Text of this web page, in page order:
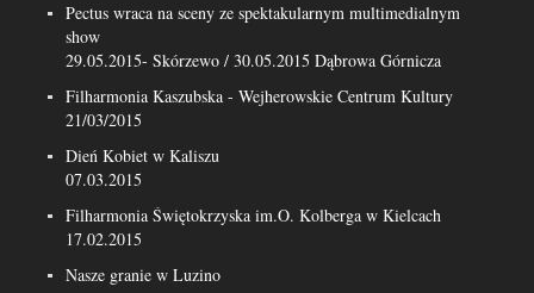
Pectus wraca na sceny ze spektakularnym multimedialnym
show
29.05.2015- Skórzewo / 30.05.2015 Dąbrowa Górnicza
Filharmonia Kaszubska - Wejherowskie Centrum Kultury
21/03/2015
Dień Kobiet w Kaliszu
07.03.2015
Filharmonia Świętokrzyska im.O. Kolberga w Kielcach
17.02.2015
Nasze granie w Luzino